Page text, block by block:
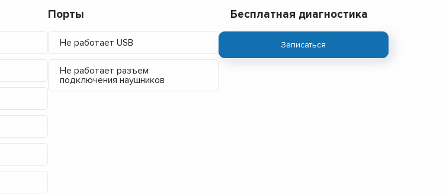
Порты
Не работает USB
Не работает разъем
подключения наушников
Бесплатная диагностика
Записаться